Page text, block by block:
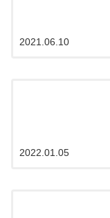
2021.06.10
2022.01.05